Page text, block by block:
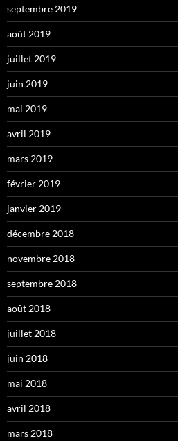
septembre 2019
août 2019
juillet 2019
juin 2019
mai 2019
avril 2019
mars 2019
février 2019
janvier 2019
décembre 2018
novembre 2018
septembre 2018
août 2018
juillet 2018
juin 2018
mai 2018
avril 2018
mars 2018